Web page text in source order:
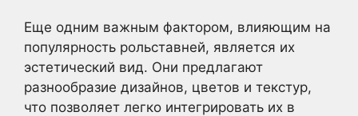
Еще одним важным фактором, влияющим на
популярность рольставней, является их
эстетический вид. Они предлагают
разнообразие дизайнов, цветов и текстур,
что позволяет легко интегрировать их в